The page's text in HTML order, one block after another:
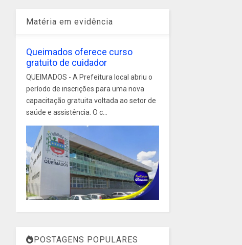
Matéria em evidência
Queimados oferece curso
gratuito de cuidador
QUEIMADOS - A Prefeitura local abriu o
período de inscrições para uma nova
capacitação gratuita voltada ao setor de
saúde e assistência. O c...
POSTAGENS POPULARES